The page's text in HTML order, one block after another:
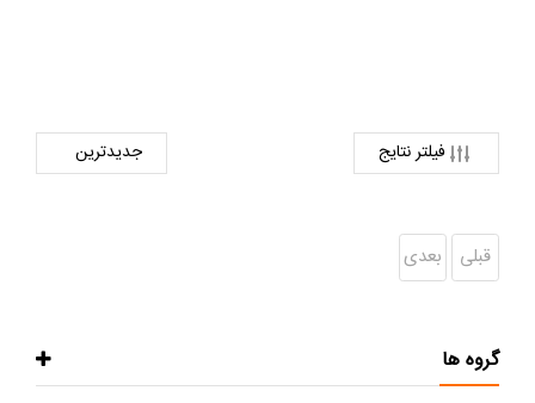
فیلتر نتایج
قبلی بعدی
گروه ها